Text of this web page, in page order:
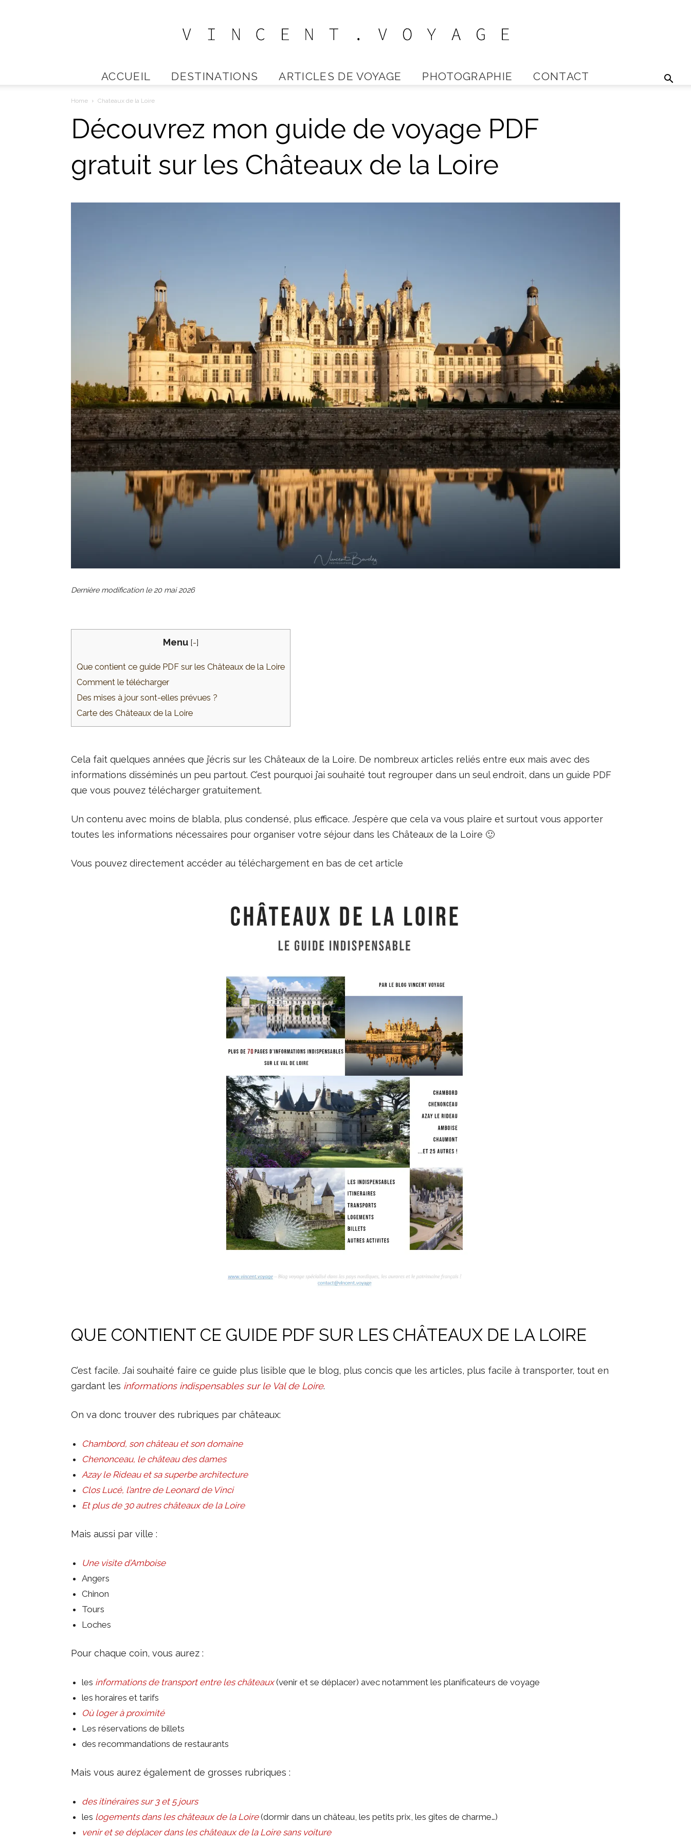
Vincent
ACCUEIL DESTINATIONS ARTICLES DE VOYAGE PHOTOGRAPHIE CONTACT
Home Chateaux de la Loire
Découvrez mon guide de voyage PDF
gratuit sur les Châteaux de la Loire
Dernière modification le 20 mai 2026
Menu [-]
Que contient ce guide PDF sur les Châteaux de la Loire
Comment le télécharger
Des mises à jour sont-elles prévues ?
Carte des Châteaux de la Loire
Cela fait quelques années que j’écris sur les Châteaux de la Loire. De nombreux articles reliés entre eux mais avec des
informations disséminés un peu partout. C’est pourquoi j’ai souhaité tout regrouper dans un seul endroit, dans un guide PDF
que vous pouvez télécharger gratuitement.
Un contenu avec moins de blabla, plus condensé, plus efficace. J’espère que cela va vous plaire et surtout vous apporter
toutes les informations nécessaires pour organiser votre séjour dans les Châteaux de la Loire 🙂
Vous pouvez directement accéder au téléchargement en bas de cet article
QUE CONTIENT CE GUIDE PDF SUR LES CHÂTEAUX DE LA LOIRE
C’est facile. J’ai souhaité faire ce guide plus lisible que le blog, plus concis que les articles, plus facile à transporter, tout en
gardant les informations indispensables sur le Val de Loire.
On va donc trouver des rubriques par châteaux:
Chambord, son château et son domaine
Chenonceau, le château des dames
Azay le Rideau et sa superbe architecture
Clos Lucé, l’antre de Leonard de Vinci
Et plus de 30 autres châteaux de la Loire
Mais aussi par ville :
Une visite d’Amboise
Angers
Chinon
Tours
Loches
Pour chaque coin, vous aurez :
les informations de transport entre les châteaux(venir et se déplacer) avec notamment les planificateurs de voyage
les horaires et tarifs
Où loger à proximité
Les réservations de billets
des recommandations de restaurants
Mais vous aurez également de grosses rubriques :
des itinéraires sur 3 et 5 jours
les logements dans les châteaux de la Loire(dormir dans un château, les petits prix, les gites de charme…)
venir et se déplacer dans les châteaux de la Loire sans voiture